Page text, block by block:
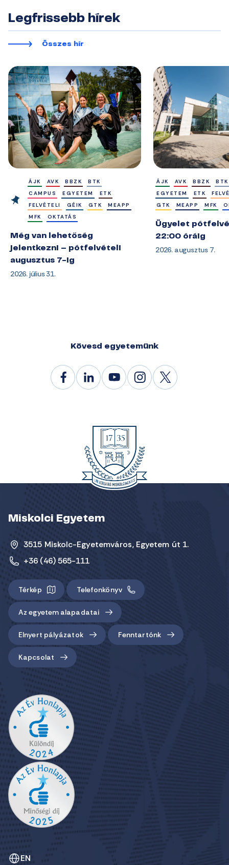
Legfrissebb hírek
Összes hír
ÁJK AVK BBZK
BTK
CAMPUS
EGYETEM
ETK
FELVÉTELI
GÉIK GTK
MEAPP
MFK
OKTATÁS
Még van lehetőség
jelentkezni – pótfelvételi
augusztus 7-ig
2026. július 31.
ÁJK AVK BBZK
BTK
EGYETEM
ETK
GTK
MEAPP MFK
Ügyelet
22:00 óráig
2026. augusztus 7.
Kövesd egyetemünk
Miskolci Egyetem
3515 Miskolc-Egyetemváros, Egyetem út 1.
+36 (46) 565-111
Térkép Telefonkönyv
Az egyetem alapadatai
Elnyert pályázatok Fenntartónk
Kapcsolat
EN